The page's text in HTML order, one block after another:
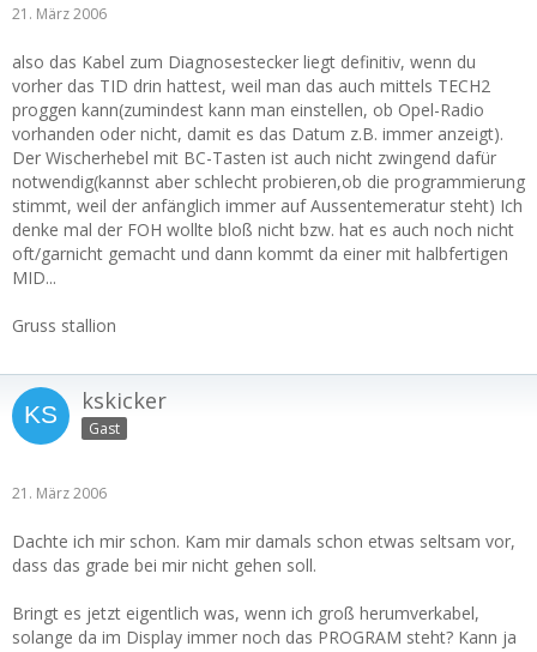
21. März 2006
also das Kabel zum Diagnosestecker liegt definitiv, wenn du
vorher das TID drin hattest, weil man das auch mittels TECH2
proggen kann(zumindest kann man einstellen, ob Opel-Radio
vorhanden oder nicht, damit es das Datum z.B. immer anzeigt).
Der Wischerhebel mit BC-Tasten ist auch nicht zwingend dafür
notwendig(kannst aber schlecht probieren,ob die programmierung
stimmt, weil der anfänglich immer auf Aussentemeratur steht) Ich
denke mal der FOH wollte bloß nicht bzw. hat es auch noch nicht
oft/garnicht gemacht und dann kommt da einer mit halbfertigen
MID...
Gruss stallion
kskicker
Gast
21. März 2006
Dachte ich mir schon. Kam mir damals schon etwas seltsam vor,
dass das grade bei mir nicht gehen soll.
Bringt es jetzt eigentlich was, wenn ich groß herumverkabel,
solange da im Display immer noch das PROGRAM steht? Kann ja